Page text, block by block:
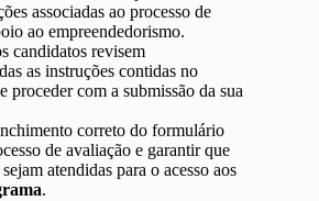
associadas ao processo de
ao empreendedorismo.
candidatos revisem
as instruções contidas no
proceder com a submissão da sua
correto do formulário
de avaliação e garantir que
atendidas para o acesso aos
.